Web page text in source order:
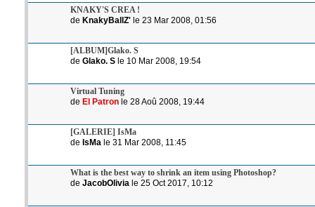
KNAKY'S CREA !
de KnakyBallZ'le 23 Mar 2008, 01:56
[ALBUM]Glako. S
de Glako. Sle 10 Mar 2008, 19:54
Virtual Tuning
de El Patronle 28 Aoû 2008, 19:44
[GALERIE] IsMa
de IsMa le 31 Mar 2008, 11:45
What is the best way to shrink an item using Photoshop?
de JacobOlivia le 25 Oct 2017, 10:12